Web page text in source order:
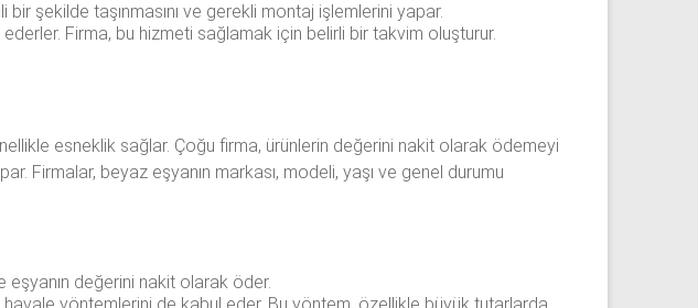
şekilde taşınmasını ve gerekli montaj işlemlerini yapar.
Firma, bu hizmeti sağlamak için belirli bir takvim oluşturur.
esneklik sağlar. Çoğu firma, ürünlerin değerini nakit olarak ödemeyi
Firmalar, beyaz eşyanın markası, modeli, yaşı ve genel durumu
eşyanın değerini nakit olarak öder.